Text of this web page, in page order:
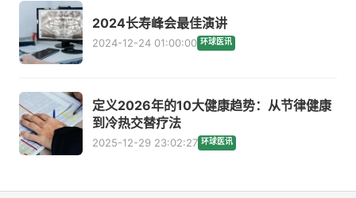
2024长寿峰会最佳演讲
2024-12-24 01:00:00 环球医讯
定义2026年的10大健康趋势：从节律健康
到冷热交替疗法
2025-12-29 23:02:27 环球医讯